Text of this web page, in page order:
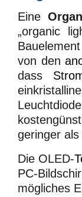
Eine
„organic
von den
dass
geringer
Die OLED-
PC-
mögliches